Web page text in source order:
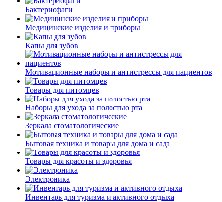
Бактериофаги
Медицинские изделия и приборы
Капы для зубов
Мотивационные наборы и антистрессы для пациентов
Товары для питомцев
Наборы для ухода за полостью рта
Зеркала стоматологические
Бытовая техника и товары для дома и сада
Товары для красоты и здоровья
Электроника
Инвентарь для туризма и активного отдыха